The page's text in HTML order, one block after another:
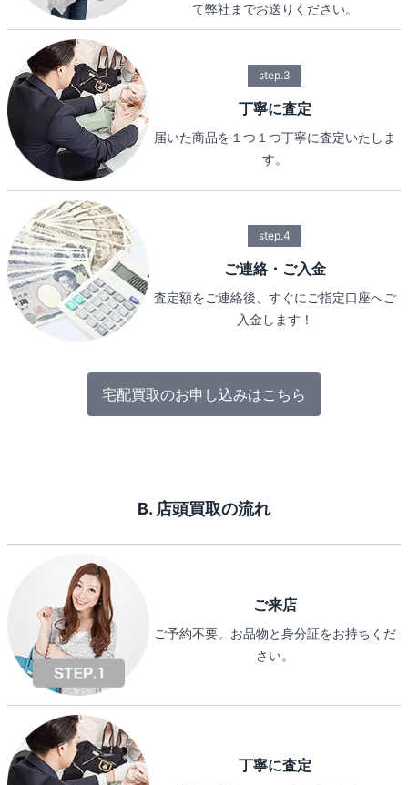
て弊社までお送りください。
step.3
丁寧に査定
届いた商品を１つ１つ丁寧に査定いたしま
す。
step.4
ご連絡・ご入金
査定額をご連絡後、すぐにご指定口座へご
入金します！
宅配買取のお申し込みはこちら
B. 店頭買取の流れ
ご来店
ご予約不要。お品物と身分証をお持ちくだ
さい。
丁寧に査定